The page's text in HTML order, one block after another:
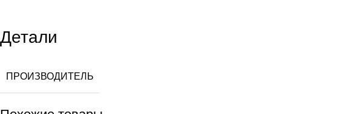
Детали
ПРОИЗВОДИТЕЛЬ